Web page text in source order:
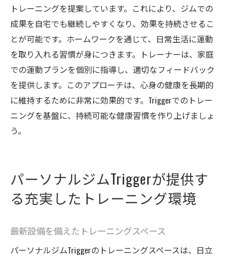
トレーニングを提案しています。これにより、ジムでの
成果を自宅でも継続しやすくなり、効果を持続させるこ
とが可能です。ホームワークを通じて、日常生活に運動
を取り入れる習慣が身につきます。トレーナーは、家庭
での運動プランを個別に指導し、適切なフィードバック
を提供します。このアプローチは、心身の健康を長期的
に維持するために非常に効果的です。Triggerでのトレー
ニングを基盤に、持続可能な健康習慣を作り上げましょ
う。
パーソナルジムTriggerが提供す
る充実したトレーニング環境
最新設備を備えたトレーニングスペース
パーソナルジムTriggerのトレーニングスペースは、日立